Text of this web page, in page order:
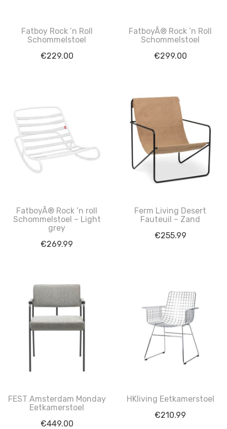
Fatboy Rock ’n Roll
Schommelstoel
€229.00
FatboyÂ® Rock ’n Roll
Schommelstoel
€299.00
FatboyÂ® Rock ’n roll
Schommelstoel – Light
grey
€269.99
Ferm Living Desert
Fauteuil – Zand
€255.99
FEST Amsterdam Monday
Eetkamerstoel
€449.00
HKliving Eetkamerstoel
€210.99